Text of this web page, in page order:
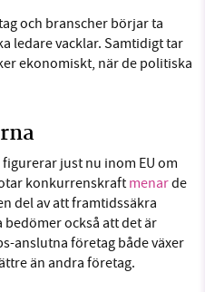
och branscher börjar ta
ledare vacklar. Samtidigt tar
ekonomiskt, när de politiska
just nu inom EU om
konkurrenskraft menarde
del av att framtidssäkra
också att det är
anslutna företag både växer
än andra företag.